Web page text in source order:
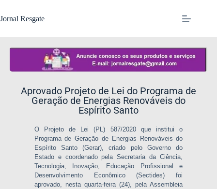
Jornal Resgate
Aprovado Projeto de Lei do Programa de
Geração de Energias Renováveis do
Espírito Santo
O Projeto de Lei (PL) 587/2020 que institui o
Programa de Geração de Energias Renováveis do
Espírito Santo (Gerar), criado pelo Governo do
Estado e coordenado pela Secretaria da Ciência,
Tecnologia, Inovação, Educação Profissional e
Desenvolvimento Econômico (Sectides) foi
aprovado, nesta quarta-feira (24), pela Assembleia